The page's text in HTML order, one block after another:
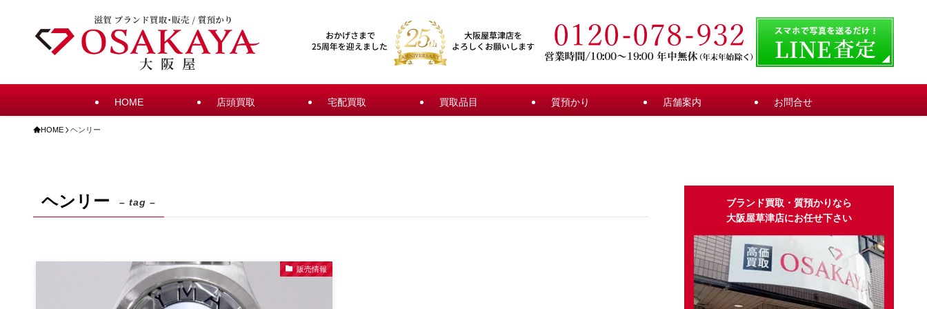
HOME 店頭買取 宅配買取 買取品目 質預かり 店舗案内 お問合せ
HOME ヘンリー
ヘンリー – tag –
販売情報
ブランド買取・質預かりなら
大阪屋草津店にお任せ下さい